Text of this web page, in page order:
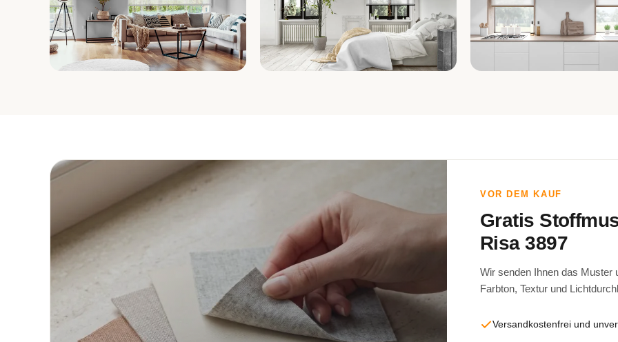
VOR DEM KAUF
Gratis
Risa 3897
Wir senden Ihnen das Muster
Farbton, Textur und
Versandkostenfrei und